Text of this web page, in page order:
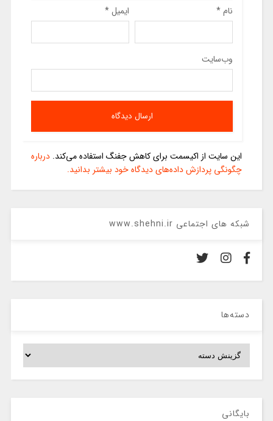
نام* ایمیل*
وب‌سایت
این سایت از اکیسمت برای کاهش جفنگ استفاده می‌کند. درباره
چگونگی پردازش داده‌های دیدگاه خود بیشتر بدانید.
شبکه های اجتماعی www.shehni.ir
دسته‌ها
دسته‌ها
بایگانی